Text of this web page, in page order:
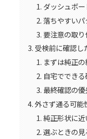
ダッシュボ
落ちやすい
要注意の取
受検前に確認し
まずは純正
自宅ででき
最終確認の
外さず通る可能
純正形状に
選ぶときの見